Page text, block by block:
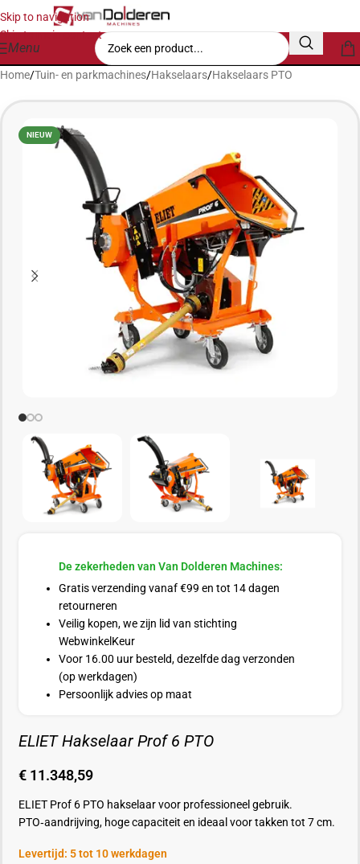
Skip to navigation
Skip to main content
Menu
Home/Tuin- en parkmachines/Hakselaars/Hakselaars PTO
NIEUW
De zekerheden van Van Dolderen Machines:
Gratis verzending vanaf €99 en tot 14 dagen
retourneren
Veilig kopen, we zijn lid van stichting
WebwinkelKeur
Voor 16.00 uur besteld, dezelfde dag verzonden
(op werkdagen)
Persoonlijk advies op maat
ELIET Hakselaar Prof 6 PTO
€ 11.348,59
ELIET Prof 6 PTO hakselaar voor professioneel gebruik.
PTO‑aandrijving, hoge capaciteit en ideaal voor takken tot 7 cm.
Levertijd: 5 tot 10 werkdagen